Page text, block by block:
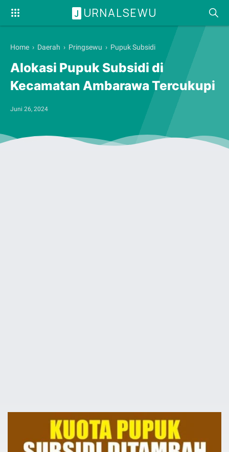
J URNALSEWU
Home › Daerah › Pringsewu › Pupuk Subsidi
Alokasi Pupuk Subsidi di
Kecamatan Ambarawa Tercukupi
Juni 26, 2024